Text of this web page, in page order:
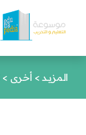
المزيـد > أخرى >